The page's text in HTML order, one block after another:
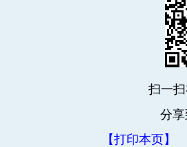
扫一
分
【打印本页】